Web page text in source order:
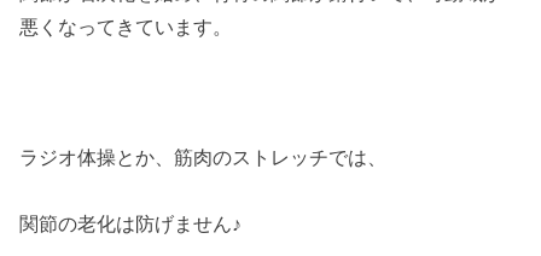
悪くなってきています。
ラジオ体操とか、筋肉のストレッチでは、
関節の老化は防げません♪